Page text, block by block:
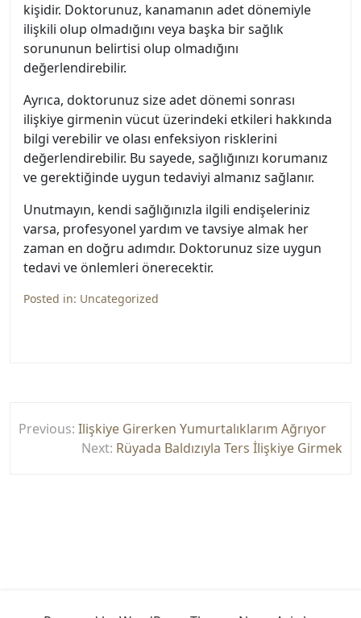
kişidir. Doktorunuz, kanamanın adet dönemiyle
ilişkili olup olmadığını veya başka bir sağlık
sorununun belirtisi olup olmadığını
değerlendirebilir.
Ayrıca, doktorunuz size adet dönemi sonrası
ilişkiye girmenin vücut üzerindeki etkileri hakkında
bilgi verebilir ve olası enfeksiyon risklerini
değerlendirebilir. Bu sayede, sağlığınızı korumanız
ve gerektiğinde uygun tedaviyi almanız sağlanır.
Unutmayın, kendi sağlığınızla ilgili endişeleriniz
varsa, profesyonel yardım ve tavsiye almak her
zaman en doğru adımdır. Doktorunuz size uygun
tedavi ve önlemleri önerecektir.
Posted in: Uncategorized
gezinmesi
Previous: Ilişkiye Girerken Yumurtalıklarım Ağrıyor
Next: Rüyada Baldızıyla Ters İlişkiye Girmek